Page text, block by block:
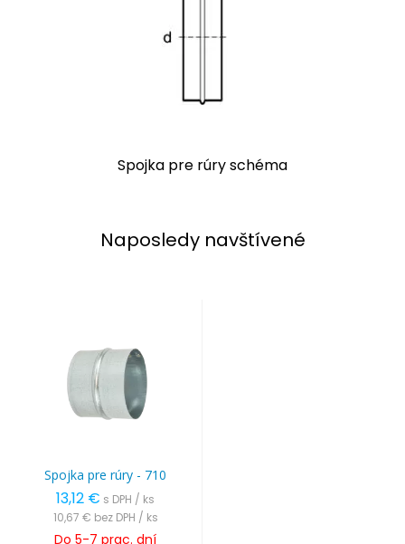
Spojka pre rúry schéma
Naposledy navštívené
Spojka pre rúry - 710
13,12 € s DPH / ks
10,67 € bez DPH / ks
Do 5-7 prac. dní